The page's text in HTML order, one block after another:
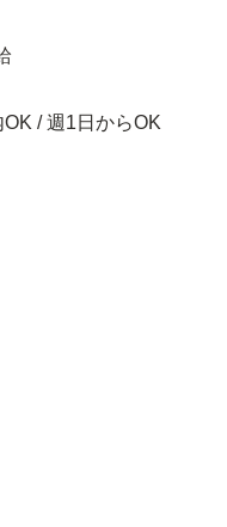
/ 週1日からOK